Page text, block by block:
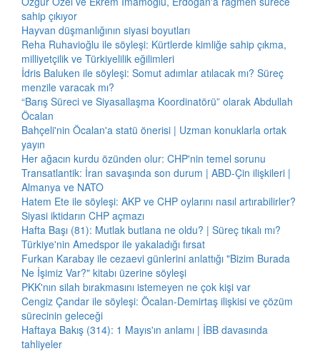
sahip çıkıyor
Hayvan düşmanlığının siyasi boyutları
Reha Ruhavioğlu ile söyleşi: Kürtlerde kimliğe sahip çıkma,
milliyetçilik ve Türkiyelilik eğilimleri
İdris Baluken ile söyleşi: Somut adımlar atılacak mı? Süreç
menzile varacak mı?
“Barış Süreci ve Siyasallaşma Koordinatörü” olarak Abdullah
Öcalan
Bahçeli'nin Öcalan'a statü önerisi | Uzman konuklarla ortak
yayın
Her ağacın kurdu özünden olur: CHP'nin temel sorunu
Transatlantik: İran savaşında son durum | ABD-Çin ilişkileri |
Almanya ve NATO
Hatem Ete ile söyleşi: AKP ve CHP oylarını nasıl artırabilirler?
Siyasi iktidarın CHP açmazı
Hafta Başı (81): Mutlak butlana ne oldu? | Süreç tıkalı mı?
Türkiye'nin Amedspor ile yakaladığı fırsat
Furkan Karabay ile cezaevi günlerini anlattığı "Bizim Burada
Ne İşimiz Var?" kitabı üzerine söyleşi
PKK'nın silah bırakmasını istemeyen ne çok kişi var
Cengiz Çandar ile söyleşi: Öcalan-Demirtaş ilişkisi ve çözüm
sürecinin geleceği
Haftaya Bakış (314): 1 Mayıs'ın anlamı | İBB davasında
tahliyeler